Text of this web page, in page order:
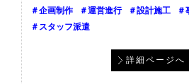
＃企画制作 ＃運営進行 ＃設計施工 ＃
＃スタッフ派遣
詳細ページへ